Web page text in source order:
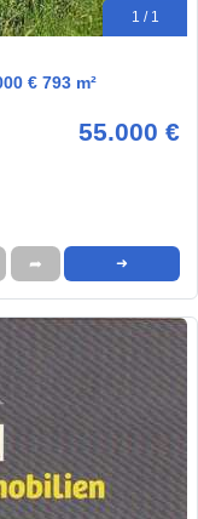
1 / 1
€ 793 m²
55.000 €
➦ ➜